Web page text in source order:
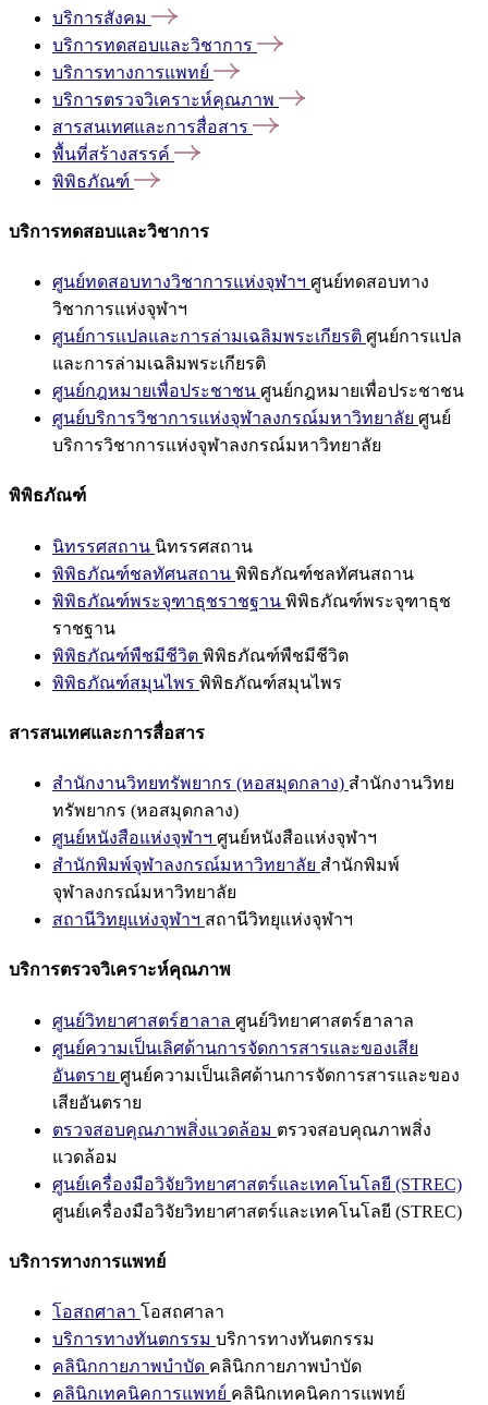
บริการสังคม
บริการทดสอบและวิชาการ
บริการทางการแพทย์
บริการตรวจวิเคราะห์คุณภาพ
สารสนเทศและการสื่อสาร
พื้นที่สร้างสรรค์
พิพิธภัณฑ์
บริการทดสอบและวิชาการ
ศูนย์ทดสอบทางวิชาการแห่งจุฬาฯ ศูนย์ทดสอบทาง
วิชาการแห่งจุฬาฯ
ศูนย์การแปลและการล่ามเฉลิมพระเกียรติ ศูนย์การแปล
และการล่ามเฉลิมพระเกียรติ
ศูนย์กฎหมายเพื่อประชาชน ศูนย์กฎหมายเพื่อประชาชน
ศูนย์บริการวิชาการแห่งจุฬาลงกรณ์มหาวิทยาลัย ศูนย์
บริการวิชาการแห่งจุฬาลงกรณ์มหาวิทยาลัย
พิพิธภัณฑ์
นิทรรศสถาน นิทรรศสถาน
พิพิธภัณฑ์ชลทัศนสถาน พิพิธภัณฑ์ชลทัศนสถาน
พิพิธภัณฑ์พระจุฑาธุชราชฐาน พิพิธภัณฑ์พระจุฑาธุช
ราชฐาน
พิพิธภัณฑ์พืชมีชีวิต พิพิธภัณฑ์พืชมีชีวิต
พิพิธภัณฑ์สมุนไพร พิพิธภัณฑ์สมุนไพร
สารสนเทศและการสื่อสาร
สำนักงานวิทยทรัพยากร (หอสมุดกลาง) สำนักงานวิทย
ทรัพยากร (หอสมุดกลาง)
ศูนย์หนังสือแห่งจุฬาฯ ศูนย์หนังสือแห่งจุฬาฯ
สำนักพิมพ์จุฬาลงกรณ์มหาวิทยาลัย สำนักพิมพ์
จุฬาลงกรณ์มหาวิทยาลัย
สถานีวิทยุแห่งจุฬาฯ สถานีวิทยุแห่งจุฬาฯ
บริการตรวจวิเคราะห์คุณภาพ
ศูนย์วิทยาศาสตร์ฮาลาล ศูนย์วิทยาศาสตร์ฮาลาล
ศูนย์ความเป็นเลิศด้านการจัดการสารและของเสีย
อันตราย ศูนย์ความเป็นเลิศด้านการจัดการสารและของ
เสียอันตราย
ตรวจสอบคุณภาพสิ่งแวดล้อม ตรวจสอบคุณภาพสิ่ง
แวดล้อม
ศูนย์เครื่องมือวิจัยวิทยาศาสตร์และเทคโนโลยี (STREC)
ศูนย์เครื่องมือวิจัยวิทยาศาสตร์และเทคโนโลยี (STREC)
บริการทางการแพทย์
โอสถศาลา โอสถศาลา
บริการทางทันตกรรม บริการทางทันตกรรม
คลินิกกายภาพบำบัด คลินิกกายภาพบำบัด
คลินิกเทคนิคการแพทย์ คลินิกเทคนิคการแพทย์